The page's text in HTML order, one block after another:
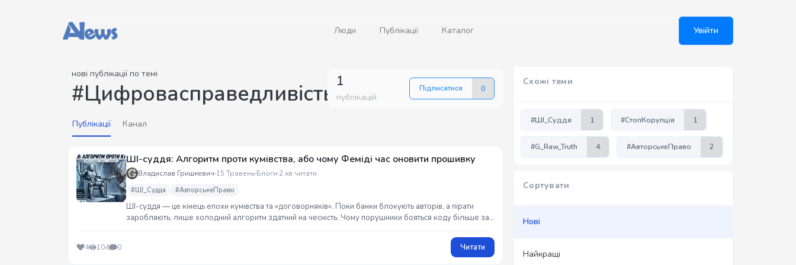
Люди Публікації Каталог Увійти
нові публікації по темі
#Цифровасправедливість 1
публікацій
Підписатися 0
Публікації Канал
ШІ-суддя: Алгоритм проти кумівства, або чому Феміді час оновити прошивку
Владислав Гришкевич 15 Травень Блоги 2 хв читати
#ШІ_Суддя #АвторськеПраво
ШІ-суддя — це кінець епохи кумівства та «договорняків». Поки банки блокують авторів, а пірати
заробляють, лише холодний алгоритм здатний на чесність. Чому порушники бояться коду більше за
4 104 0 Читати
Схожі теми
#ШІ_Суддя 1 #СтопКорупція 1
#G_Raw_Truth 4 #АвторськеПраво 2
Сортувати
Нові
Найкращі